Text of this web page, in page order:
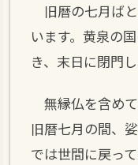
旧暦の七月ば
います。黄泉の
き、末日に閉門し
無縁仏を含め
旧暦七月の間、
では世間に戻っ